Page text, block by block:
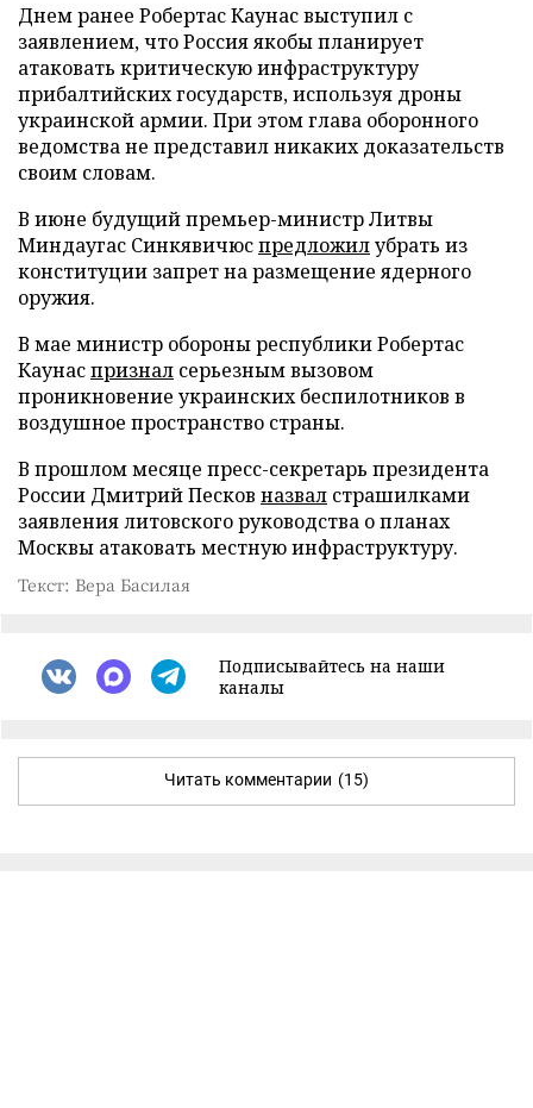
Днем ранее Робертас Каунас выступил с
заявлением, что Россия якобы планирует
атаковать критическую инфраструктуру
прибалтийских государств, используя дроны
украинской армии. При этом глава оборонного
ведомства не представил никаких доказательств
своим словам.
В июне будущий премьер-министр Литвы
Миндаугас Синкявичюспредложилубрать из
конституции запрет на размещение ядерного
оружия.
В мае министр обороны республики Робертас
Каунаспризнал серьезным вызовом
проникновение украинских беспилотников в
воздушное пространство страны.
В прошлом месяце пресс-секретарь президента
России Дмитрий Песков назвал страшилками
заявления литовского руководства о планах
Москвы атаковать местную инфраструктуру.
Текст: Вера Басилая
Подписывайтесь на наши
каналы
Читать комментарии (15)